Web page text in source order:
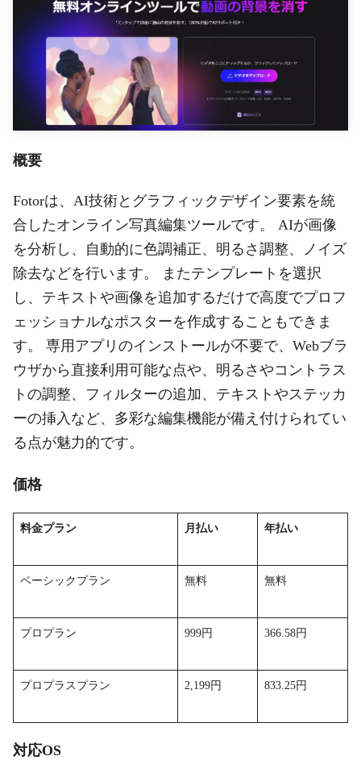
概要
Fotorは、AI技術とグラフィックデザイン要素を統
合したオンライン写真編集ツールです。 AIが画像
を分析し、自動的に色調補正、明るさ調整、ノイズ
除去などを行います。 またテンプレートを選択
し、テキストや画像を追加するだけで高度でプロフ
ェッショナルなポスターを作成することもできま
す。 専用アプリのインストールが不要で、Webブラ
ウザから直接利用可能な点や、明るさやコントラス
トの調整、フィルターの追加、テキストやステッカ
ーの挿入など、多彩な編集機能が備え付けられてい
る点が魅力的です。
価格
料金プラン 月払い 年払い
ベーシックプラン 無料 無料
プロプラン 999円 366.58円
プロプラスプラン 2,199円 833.25円
対応OS